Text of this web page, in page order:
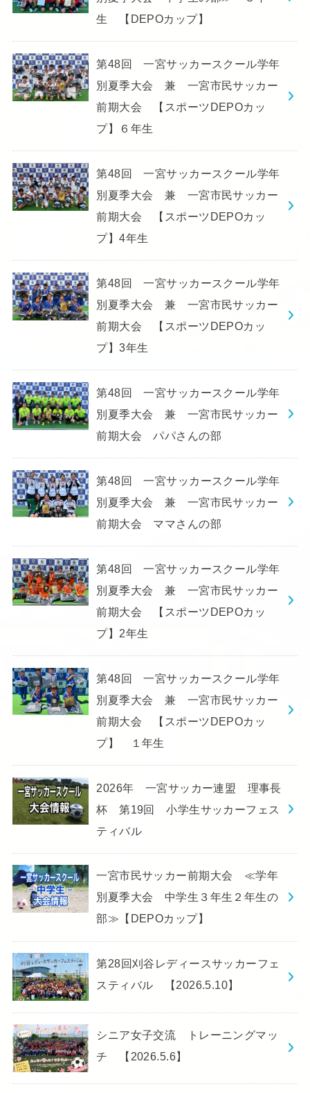
生 【DEPOカップ】
第48回 一宮サッカースクール学年
別夏季大会 兼 一宮市民サッカー
前期大会 【スポーツDEPOカッ
プ】６年生
第48回 一宮サッカースクール学年
別夏季大会 兼 一宮市民サッカー
前期大会 【スポーツDEPOカッ
プ】4年生
第48回 一宮サッカースクール学年
別夏季大会 兼 一宮市民サッカー
前期大会 【スポーツDEPOカッ
プ】3年生
第48回 一宮サッカースクール学年
別夏季大会 兼 一宮市民サッカー
前期大会 パパさんの部
第48回 一宮サッカースクール学年
別夏季大会 兼 一宮市民サッカー
前期大会 ママさんの部
第48回 一宮サッカースクール学年
別夏季大会 兼 一宮市民サッカー
前期大会 【スポーツDEPOカッ
プ】2年生
第48回 一宮サッカースクール学年
別夏季大会 兼 一宮市民サッカー
前期大会 【スポーツDEPOカッ
プ】 １年生
2026年 一宮サッカー連盟 理事長
杯 第19回 小学生サッカーフェス
ティバル
一宮市民サッカー前期大会 ≪学年
別夏季大会 中学生３年生２年生の
部≫【DEPOカップ】
第28回刈谷レディースサッカーフェ
スティバル 【2026.5.10】
シニア女子交流 トレーニングマッ
チ 【2026.5.6】